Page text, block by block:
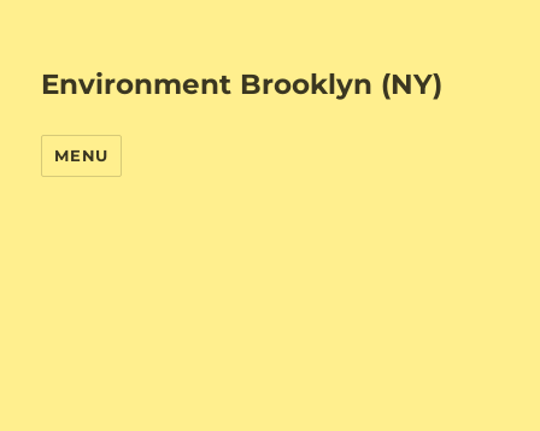
Environment Brooklyn (NY)
MENU